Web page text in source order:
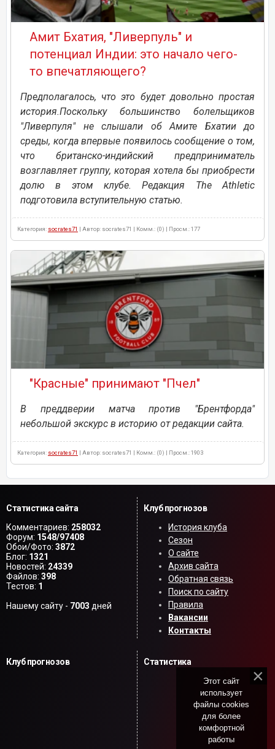
Амит Бхатия, "Ливерпуль" и
потенциал Индии: это начало чего-
то впечатляющего?
Предполагалось, что это будет довольно простая
история.Поскольку большинство болельщиков
"Ливерпуля" не слышали об Амите Бхатии до
среды, когда впервые появилось сообщение о том,
что британско-индийский предприниматель
возглавляет группу, которая хотела бы приобрести
долю в этом клубе. Редакция The Athletic
подготовила вступительную статью.
Категория: socrates71 | Автор: socrates71 | Комм.: (0) | Просм.: 177
"Красные" принимают "Пчел"
В преддверии матча против "Брентфорда"
небольшой экскурс в историю от редакции сайта.
Категория: socrates71 | Автор: socrates71 | Комм.: (0) | Просм.: 1903
Статистика сайта
Комментариев: 258032
Форум: 1548/97408
Обои/Фото: 3872
Блог: 1321
Новостей: 24339
Файлов: 398
Тестов: 1
Нашему сайту - 7003 дней
Клуб прогнозов
История клуба
Сезон
О сайте
Архив сайта
Обратная связь
Поиск по сайту
Правила
Вакансии
Контакты
Клуб прогнозов Статистика
Этот сайт
использует
файлы cookies
для более
комфортной
работы